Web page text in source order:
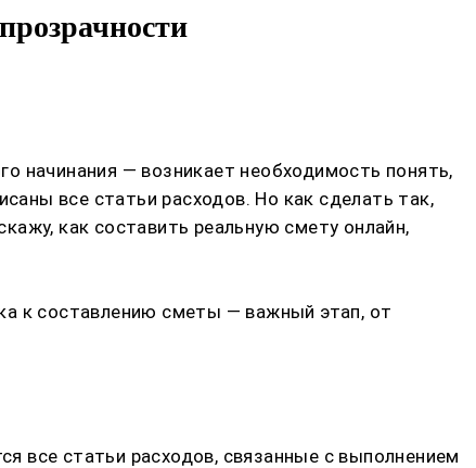
начинания — возникает необходимость понять,
все статьи расходов. Но как сделать так,
как составить реальную смету онлайн,
к составлению сметы — важный этап, от
все статьи расходов, связанные с выполнением